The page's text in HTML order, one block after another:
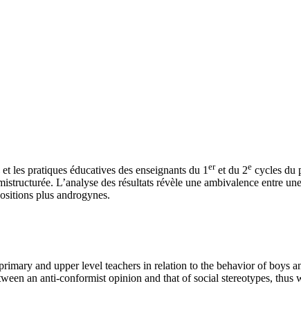
les pratiques éducatives des enseignants du 1 eret du 2e cycles du
L’analyse des résultats révèle une ambivalence entre
plus androgynes.
and upper level teachers in relation to the behavior of boys
an anti-conformist opinion and that of social stereotypes, thus